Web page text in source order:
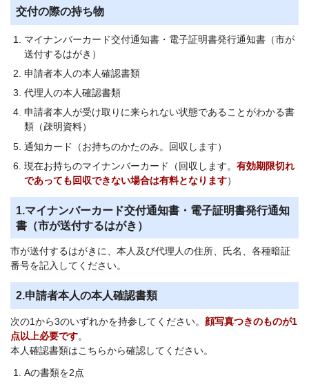
交付の際の持ち物
マイナンバーカード交付通知書・電子証明書発行通知書（市が
送付するはがき）
申請者本人の本人確認書類
代理人の本人確認書類
申請者本人が受け取りに来られない状態であることがわかる書
類（疎明資料）
通知カード（お持ちのかたのみ。回収します）
現在お持ちのマイナンバーカード（回収します。 有効期限切れ
であっても回収できない場合は有料となります）
1.マイナンバーカード交付通知書・電子証明書発行通知
書（市が送付するはがき）
市が送付するはがきに、本人及び代理人の住所、氏名、各種暗証
番号を記入してください。
2.申請者本人の本人確認書類
次の1から3のいずれかを持参してください。 顔写真つきのものが1
点以上必要です。
本人確認書類はこちらから確認してください。
Aの書類を2点